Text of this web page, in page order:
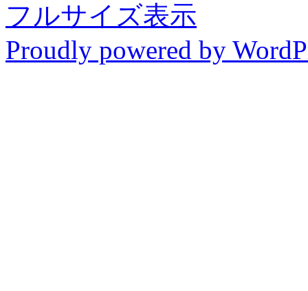
フルサイズ表示
Proudly powered by